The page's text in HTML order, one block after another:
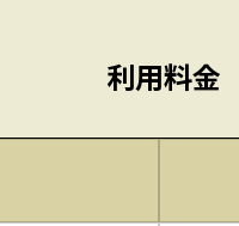
利用料金